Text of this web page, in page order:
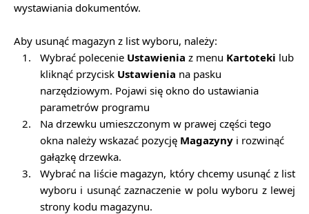
wystawiania dokumentów.
Aby usunąć magazyn z list wyboru, należy:
1.
Wybrać polecenie Ustawienia z menu Kartoteki lub
kliknąć przycisk Ustawienia na pasku
narzędziowym. Pojawi się okno do ustawiania
parametrów programu
2.
Na drzewku umieszczonym w prawej części tego
okna należy wskazać pozycję Magazyny i rozwinąć
gałązkę drzewka.
3.
Wybrać na liście magazyn, który chcemy usunąć z list
wyboru i usunąć zaznaczenie w polu wyboru z lewej
strony kodu magazynu.